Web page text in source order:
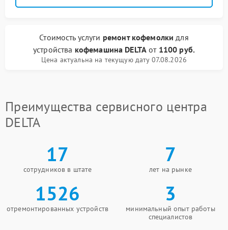
Стоимость услуги ремонт кофемолки для
устройства кофемашина DELTA от 1100 руб.
Цена актуальна на текущую дату 07.08.2026
Преимущества сервисного центра
DELTA
17
сотрудников в штате
7
лет на рынке
1526
отремонтированных устройств
3
минимальный опыт работы
специалистов